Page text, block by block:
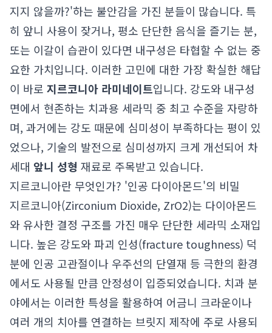
지지 않을까?'하는 불안감을 가진 분들이 많습니다. 특
히 앞니 사용이 잦거나, 평소 단단한 음식을 즐기는 분,
또는 이갈이 습관이 있다면 내구성은 타협할 수 없는 중
요한 가치입니다. 이러한 고민에 대한 가장 확실한 해답
이 바로 지르코니아 라미네이트입니다. 강도와 내구성
면에서 현존하는 치과용 세라믹 중 최고 수준을 자랑하
며, 과거에는 강도 때문에 심미성이 부족하다는 평이 있
었으나, 기술의 발전으로 심미성까지 크게 개선되어 차
세대 앞니 성형 재료로 주목받고 있습니다.
지르코니아란 무엇인가? '인공 다이아몬드'의 비밀
지르코니아(Zirconium Dioxide, ZrO2)는 다이아몬드
와 유사한 결정 구조를 가진 매우 단단한 세라믹 소재입
니다. 높은 강도와 파괴 인성(fracture toughness) 덕
분에 인공 고관절이나 우주선의 단열재 등 극한의 환경
에서도 사용될 만큼 안정성이 입증되었습니다. 치과 분
야에서는 이러한 특성을 활용하여 어금니 크라운이나
여러 개의 치아를 연결하는 브릿지 제작에 주로 사용되